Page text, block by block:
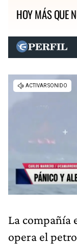
HOY MÁS QUE
La compañía
opera el